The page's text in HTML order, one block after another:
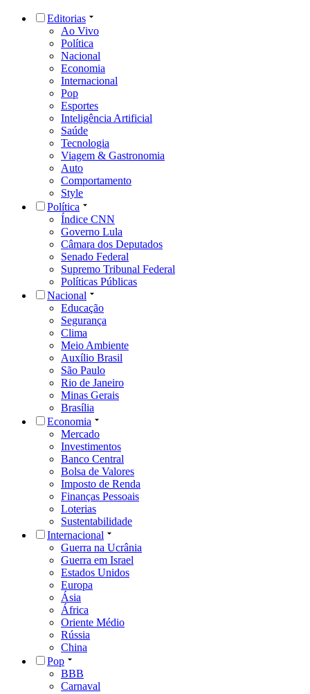
Editorias
Ao Vivo
Política
Nacional
Economia
Internacional
Pop
Esportes
Inteligência Artificial
Saúde
Tecnologia
Viagem & Gastronomia
Auto
Comportamento
Style
Política
Índice CNN
Governo Lula
Câmara dos Deputados
Senado Federal
Supremo Tribunal Federal
Políticas Públicas
Nacional
Educação
Segurança
Clima
Meio Ambiente
Auxílio Brasil
São Paulo
Rio de Janeiro
Minas Gerais
Brasília
Economia
Mercado
Investimentos
Banco Central
Bolsa de Valores
Imposto de Renda
Finanças Pessoais
Loterias
Sustentabilidade
Internacional
Guerra na Ucrânia
Guerra em Israel
Estados Unidos
Europa
Ásia
África
Oriente Médio
Rússia
China
Pop
BBB
Carnaval